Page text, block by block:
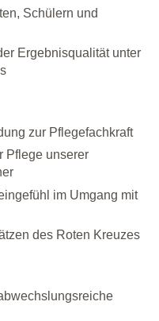
Schülern und
Ergebnisqualität unter
zur Pflegefachkraft
Pflege unserer
im Umgang mit
des Roten Kreuzes